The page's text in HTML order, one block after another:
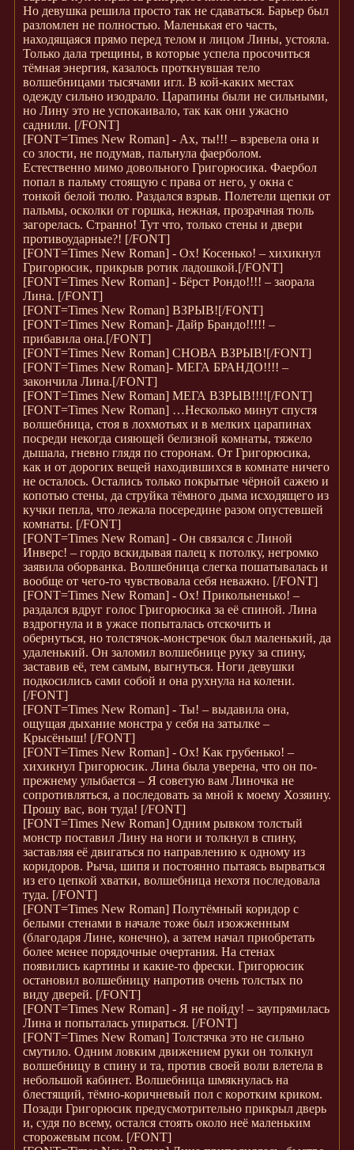
Но девушка решила просто так не сдаваться. Барьер был
разломлен не полностью. Маленькая его часть,
находящаяся прямо перед телом и лицом Лины, устояла.
Только дала трещины, в которые успела просочиться
тёмная энергия, казалось проткнувшая тело
волшебницами тысячами игл. В кой-каких местах
одежду сильно изодрало. Царапины были не сильными,
но Лину это не успокаивало, так как они ужасно
саднили. [/FONT]
[FONT=Times New Roman] - Ах, ты!!! – взревела она и
со злости, не подумав, пальнула фаерболом.
Естественно мимо довольного Григорюсика. Фаербол
попал в пальму стоящую с права от него, у окна с
тонкой белой тюлю. Раздался взрыв. Полетели щепки от
пальмы, осколки от горшка, нежная, прозрачная тюль
загорелась. Странно! Тут что, только стены и двери
противоударные?! [/FONT]
[FONT=Times New Roman] - Ох! Косенько! – хихикнул
Григорюсик, прикрыв ротик ладошкой.[/FONT]
[FONT=Times New Roman] - Бёрст Рондо!!!! – заорала
Лина. [/FONT]
[FONT=Times New Roman] ВЗРЫВ![/FONT]
[FONT=Times New Roman]- Дайр Брандо!!!!! –
прибавила она.[/FONT]
[FONT=Times New Roman] СНОВА ВЗРЫВ![/FONT]
[FONT=Times New Roman]- МЕГА БРАНДО!!!! –
закончила Лина.[/FONT]
[FONT=Times New Roman] МЕГА ВЗРЫВ!!!![/FONT]
[FONT=Times New Roman] …Несколько минут спустя
волшебница, стоя в лохмотьях и в мелких царапинах
посреди некогда сияющей белизной комнаты, тяжело
дышала, гневно глядя по сторонам. От Григорюсика,
как и от дорогих вещей находившихся в комнате ничего
не осталось. Остались только покрытые чёрной сажею и
копотью стены, да струйка тёмного дыма исходящего из
кучки пепла, что лежала посередине разом опустевшей
комнаты. [/FONT]
[FONT=Times New Roman] - Он связался с Линой
Инверс! – гордо вскидывая палец к потолку, негромко
заявила оборванка. Волшебница слегка пошатывалась и
вообще от чего-то чувствовала себя неважно. [/FONT]
[FONT=Times New Roman] - Ох! Прикольненько! –
раздался вдруг голос Григорюсика за её спиной. Лина
вздрогнула и в ужасе попыталась отскочить и
обернуться, но толстячок-монстречок был маленький, да
удаленький. Он заломил волшебнице руку за спину,
заставив её, тем самым, выгнуться. Ноги девушки
подкосились сами собой и она рухнула на колени.
[/FONT]
[FONT=Times New Roman] - Ты! – выдавила она,
ощущая дыхание монстра у себя на затылке –
Крысёныш! [/FONT]
[FONT=Times New Roman] - Ох! Как грубенько! –
хихикнул Григорюсик. Лина была уверена, что он по-
прежнему улыбается – Я советую вам Линочка не
сопротивляться, а последовать за мной к моему Хозяину.
Прошу вас, вон туда! [/FONT]
[FONT=Times New Roman] Одним рывком толстый
монстр поставил Лину на ноги и толкнул в спину,
заставляя её двигаться по направлению к одному из
коридоров. Рыча, шипя и постоянно пытаясь вырваться
из его цепкой хватки, волшебница нехотя последовала
туда. [/FONT]
[FONT=Times New Roman] Полутёмный коридор с
белыми стенами в начале тоже был изожженным
(благодаря Лине, конечно), а затем начал приобретать
более менее порядочные очертания. На стенах
появились картины и какие-то фрески. Григорюсик
остановил волшебницу напротив очень толстых по
виду дверей. [/FONT]
[FONT=Times New Roman] - Я не пойду! – заупрямилась
Лина и попыталась упираться. [/FONT]
[FONT=Times New Roman] Толстячка это не сильно
смутило. Одним ловким движением руки он толкнул
волшебницу в спину и та, против своей воли влетела в
небольшой кабинет. Волшебница шмякнулась на
блестящий, тёмно-коричневый пол с коротким криком.
Позади Григорюсик предусмотрительно прикрыл дверь
и, судя по всему, остался стоять около неё маленьким
сторожевым псом. [/FONT]